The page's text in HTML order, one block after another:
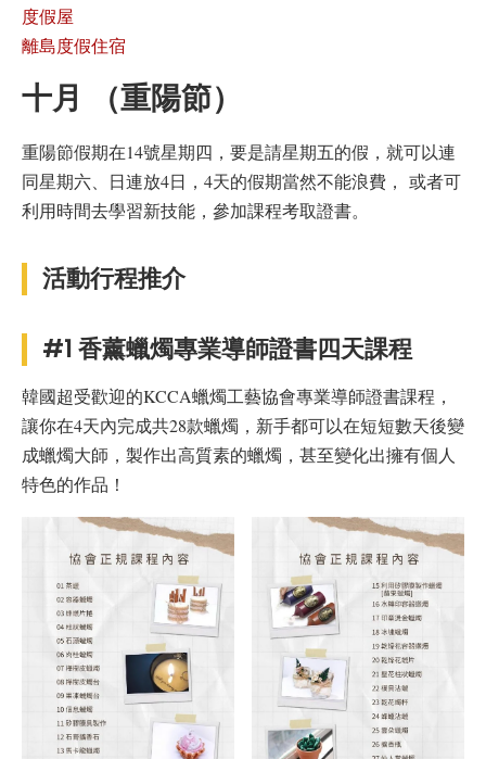
度假屋
離島度假住宿
十月 （重陽節）
重陽節假期在14號星期四，要是請星期五的假，就可以連
同星期六、日連放4日，4天的假期當然不能浪費， 或者可
利用時間去學習新技能，參加課程考取證書。
活動行程推介
#1 香薰蠟燭專業導師證書四天課程
韓國超受歡迎的KCCA蠟燭工藝協會專業導師證書課程，
讓你在4天內完成共28款蠟燭，新手都可以在短短數天後變
成蠟燭大師，製作出高質素的蠟燭，甚至變化出擁有個人
特色的作品！